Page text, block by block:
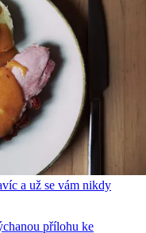
a už se vám nikdy
přílohu ke